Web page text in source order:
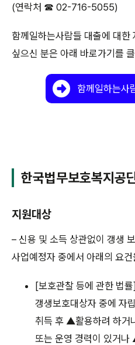
(연락처 ☎ 02-716-5055)
함께일하는사람들 대출에 대한
싶으신 분은 아래 바로가기를
함께일하는사
한국법무보호복지공
지원대상
– 신용 및 소득 상관없이 갱생
사업예정자 중에서 아래의 요
[보호관찰 등에 관한 법
갱생보호대상자 중에 자
취득 후 ▲활용하려 하거
또는 운영 경력이 있거